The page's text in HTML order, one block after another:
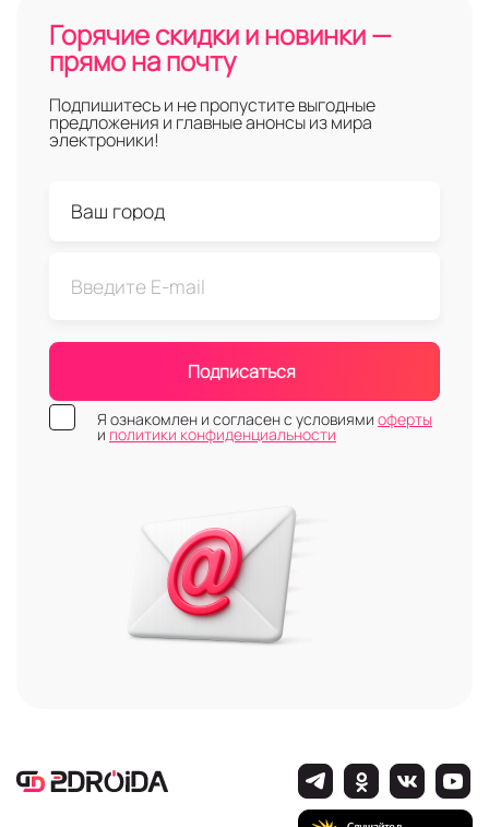
Горячие скидки и новинки —
прямо на почту
Подпишитесь и не пропустите выгодные
предложения и главные анонсы из мира
электроники!
Подписаться
Я ознакомлен и согласен с условиями оферты
и политики конфиденциальности